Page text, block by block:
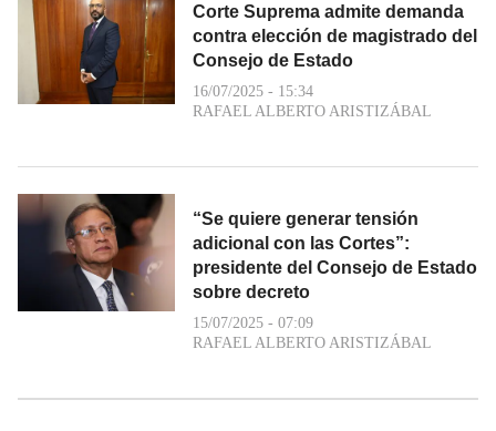
Corte Suprema admite demanda
contra elección de magistrado del
Consejo de Estado
16/07/2025 - 15:34
RAFAEL ALBERTO ARISTIZÁBAL
“Se quiere generar tensión
adicional con las Cortes”:
presidente del Consejo de Estado
sobre decreto
15/07/2025 - 07:09
RAFAEL ALBERTO ARISTIZÁBAL